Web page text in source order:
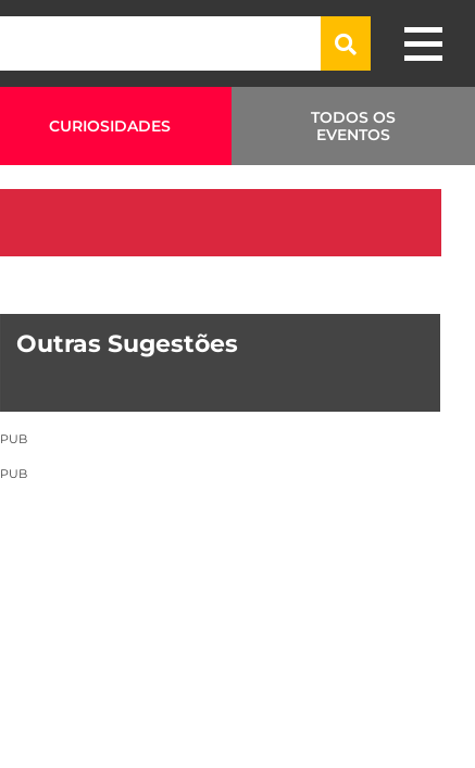
CURIOSIDADES
TODOS OS
EVENTOS
Outras Sugestões
PUB
PUB